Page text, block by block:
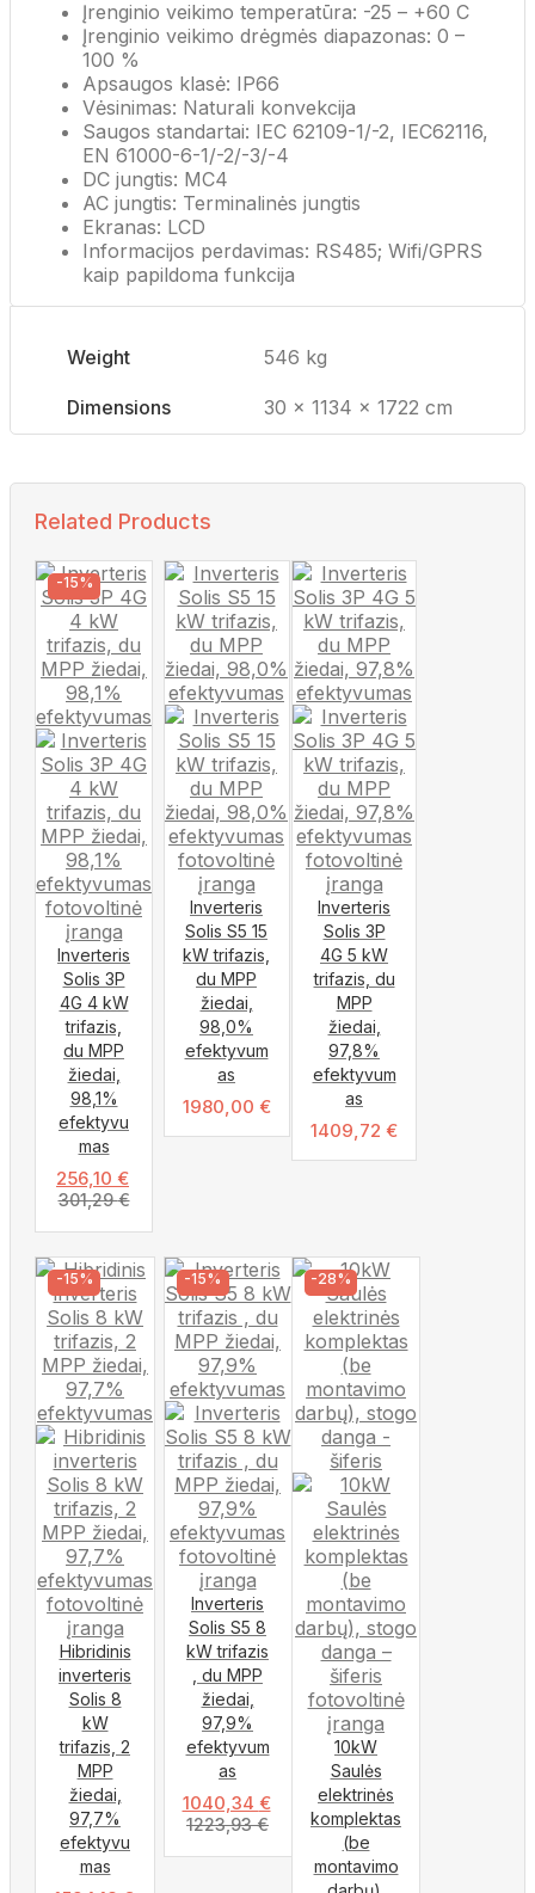
Įrenginio veikimo temperatūra: -25 – +60 C
Įrenginio veikimo drėgmės diapazonas: 0 –
100 %
Apsaugos klasė: IP66
Vėsinimas: Naturali konvekcija
Saugos standartai: IEC 62109-1/-2, IEC62116,
EN 61000-6-1/-2/-3/-4
DC jungtis: MC4
AC jungtis: Terminalinės jungtis
Ekranas: LCD
Informacijos perdavimas: RS485; Wifi/GPRS
kaip papildoma funkcija
Weight 546 kg
Dimensions 30 × 1134 × 1722 cm
Related Products
-15%
Inverteris
Solis 3P
4G 4 kW
trifazis,
du MPP
žiedai,
98,1%
efektyvu
mas
256,10 €
301,29€
Inverteris
Solis S5 15
kW trifazis,
du MPP
žiedai,
98,0%
efektyvum
as
1980,00 €
Inverteris
Solis 3P
4G 5 kW
trifazis, du
MPP
žiedai,
97,8%
efektyvum
as
1409,72 €
-15%
Hibridinis
inverteris
Solis 8
kW
trifazis, 2
MPP
žiedai,
97,7%
efektyvu
mas
-15%
Inverteris
Solis S5 8
kW trifazis
, du MPP
žiedai,
97,9%
efektyvum
as
1040,34 €
1223,93€
-28%
10kW
Saulės
elektrinės
komplektas
(be
montavimo